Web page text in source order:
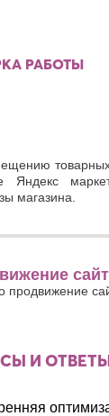
РАБОТЫ
Яндекс
магазина.
продвижение
И